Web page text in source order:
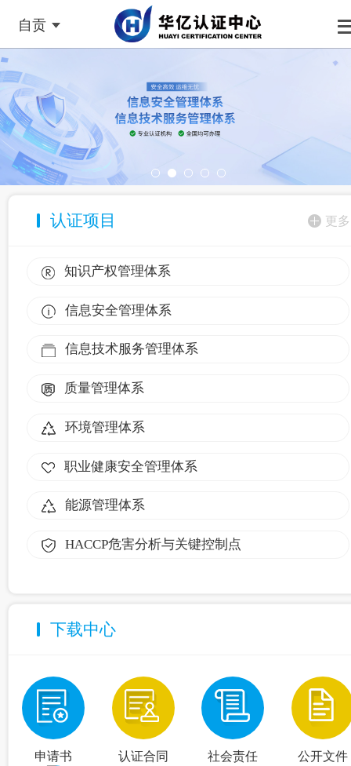
自贡
认证项目 更多
知识产权管理体系
信息安全管理体系
信息技术服务管理体系
质量管理体系
环境管理体系
职业健康安全管理体系
能源管理体系
HACCP危害分析与关键控制点
下载中心
申请书 认证合同 社会责任 公开文件